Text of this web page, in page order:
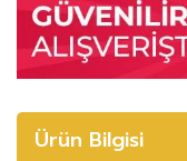
Ürün Bilgisi